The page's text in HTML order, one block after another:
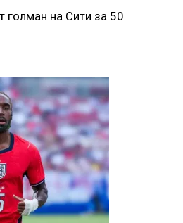
голман на Сити за 50